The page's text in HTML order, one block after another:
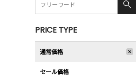
PRICE TYPE
通常価格
セール価格